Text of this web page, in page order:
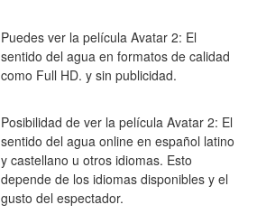
Puedes ver la película Avatar 2: El
sentido del agua en formatos de calidad
como Full HD. y sin publicidad.
Posibilidad de ver la película Avatar 2: El
sentido del agua online en español latino
y castellano u otros idiomas. Esto
depende de los idiomas disponibles y el
gusto del espectador.